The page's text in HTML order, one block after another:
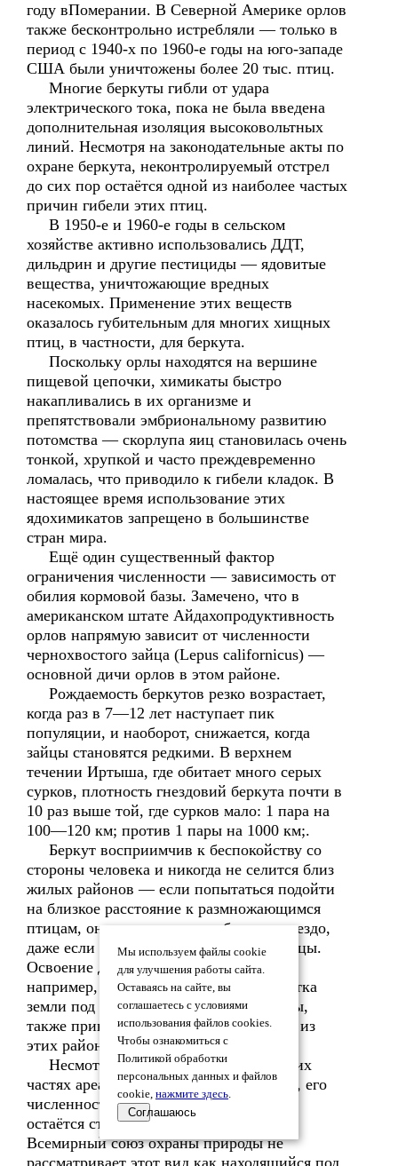
году вПомерании. В Северной Америке орлов
также бесконтрольно истребляли — только в
период с 1940-х по 1960-е годы на юго-западе
США были уничтожены более 20 тыс. птиц.
Многие беркуты гибли от удара
электрического тока, пока не была введена
дополнительная изоляция высоковольтных
линий. Несмотря на законодательные акты по
охране беркута, неконтролируемый отстрел
до сих пор остаётся одной из наиболее частых
причин гибели этих птиц.
В 1950-е и 1960-е годы в сельском
хозяйстве активно использовались ДДТ,
дильдрин и другие пестициды — ядовитые
вещества, уничтожающие вредных
насекомых. Применение этих веществ
оказалось губительным для многих хищных
птиц, в частности, для беркута.
Поскольку орлы находятся на вершине
пищевой цепочки, химикаты быстро
накапливались в их организме и
препятствовали эмбриональному развитию
потомства — скорлупа яиц становилась очень
тонкой, хрупкой и часто преждевременно
ломалась, что приводило к гибели кладок. В
настоящее время использование этих
ядохимикатов запрещено в большинстве
стран мира.
Ещё один существенный фактор
ограничения численности — зависимость от
обилия кормовой базы. Замечено, что в
американском штате Айдахопродуктивность
орлов напрямую зависит от численности
чернохвостого зайца (Lepus californicus) —
основной дичи орлов в этом районе.
Рождаемость беркутов резко возрастает,
когда раз в 7—12 лет наступает пик
популяции, и наоборот, снижается, когда
зайцы становятся редкими. В верхнем
течении Иртыша, где обитает много серых
сурков, плотность гнездовий беркута почти в
10 раз выше той, где сурков мало: 1 пара на
100—120 км; против 1 пары на 1000 км;.
Беркут восприимчив к беспокойству со
стороны человека и никогда не селится близ
жилых районов — если попытаться подойти
на близкое расстояние к размножающимся
птицам, они могут навсегда бросить гнездо,
даже если там находятся яйца или птенцы.
Освоение диких открытых биотопов,
например, осушение болот или обработка
земли под сельскохозяйственные нужды,
также приводит к исчезновению орлов из
этих районов.
Несмотря на то, что беркут во многих
частях ареала считается редкой птицей, его
численность в целом в последние годы
остаётся стабильной. В связи с этим,
Всемирный союз охраны природы не
рассматривает этот вид как находящийся под
Мы используем файлы cookie
для улучшения работы сайта.
Оставаясь на сайте, вы
соглашаетесь с условиями
использования файлов cookies.
Чтобы ознакомиться с
Политикой обработки
персональных данных и файлов
cookie, нажмите здесь.
Соглашаюсь